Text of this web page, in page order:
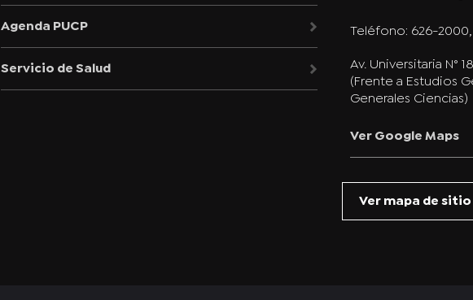
Agenda PUCP
Servicio de Salud
Teléfono: 626-2000,
Av. Universitaria N°
(Frente a Estudios
Generales Ciencias)
Ver Google Maps
Ver mapa de sitio